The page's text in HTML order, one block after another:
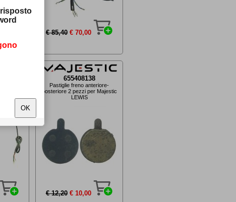
€ 85,40 € 70,00
655408138
Pastiglie freno anteriore-
posteriore 2 pezzi per Majestic
LEWIS
€ 12,20 € 10,00